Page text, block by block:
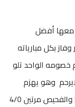
معها أفضل
بكل مبارياته
الواحد تلو
وهو يهزم
شباب الحسين 7/0والحسين 6/0 وسحاب 5/0 والفحيص مرتين 4/0